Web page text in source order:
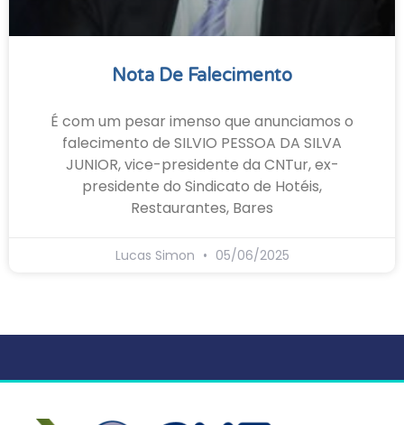
Nota De Falecimento
É com um pesar imenso que anunciamos o
falecimento de SILVIO PESSOA DA SILVA
JUNIOR, vice-presidente da CNTur, ex-
presidente do Sindicato de Hotéis,
Restaurantes, Bares
Lucas Simon 05/06/2025